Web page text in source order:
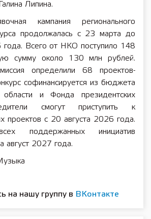
Липина.
кампания регионального
продолжалась с 23 марта до
Всего от НКО поступило 148
сумму около 130 млн рублей.
определили 68 проектов-
софинансируется из бюджета
области и Фонда президентских
смогут приступить к
проектов с 20 августа 2026 года.
поддержанных инициатив
август 2027 года.
на нашу группу в ВКонтакте